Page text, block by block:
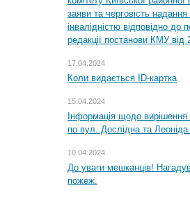
заяви та черговість надання
інвалідністю відповідно
редакції постанови КМУ
17.04.2024
Коли видається ID-картка
15.04.2024
Інформація щодо
по вул. Дослідна та Леоніда
10.04.2024
До уваги мешканців!
пожеж.